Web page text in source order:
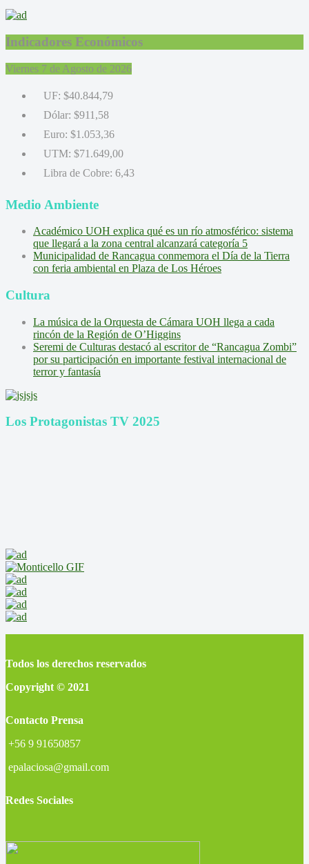
Indicadores Económicos
Viernes 7 de Agosto de 2026
UF: $40.844,79
Dólar: $911,58
Euro: $1.053,36
UTM: $71.649,00
Libra de Cobre: 6,43
Medio Ambiente
Académico UOH explica qué es un río atmosférico: sistema
que llegará a la zona central alcanzará categoría 5
Municipalidad de Rancagua conmemora el Día de la Tierra
con feria ambiental en Plaza de Los Héroes
Cultura
La música de la Orquesta de Cámara UOH llega a cada
rincón de la Región de O’Higgins
Seremi de Culturas destacó al escritor de “Rancagua Zombi”
por su participación en importante festival internacional de
terror y fantasía
Los Protagonistas TV 2025
Todos los derechos reservados
Copyright © 2021
Contacto Prensa
+56 9 91650857
epalaciosa@gmail.com
Redes Sociales